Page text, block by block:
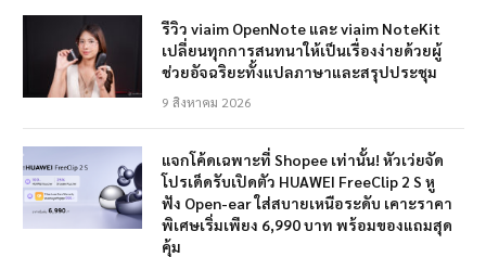
รีวิว viaim OpenNote และ viaim NoteKit
เปลี่ยนทุกการสนทนาให้เป็นเรื่องง่ายด้วยผู้
ช่วยอัจฉริยะทั้งแปลภาษาและสรุปประชุม
9 สิงหาคม 2026
แจกโค้ดเฉพาะที่ Shopee เท่านั้น! หัวเว่ยจัด
โปรเด็ดรับเปิดตัว HUAWEI FreeClip 2 S หู
ฟัง Open-ear ใส่สบายเหนือระดับ เคาะราคา
พิเศษเริ่มเพียง 6,990 บาท พร้อมของแถมสุด
คุ้ม